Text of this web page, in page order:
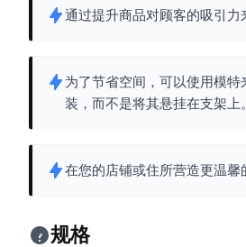
通过提升商品对顾客的吸引力
为了节省空间，可以使用模特
装，而不是将其悬挂在支架上。
在您的店铺或住所营造更温馨
规格